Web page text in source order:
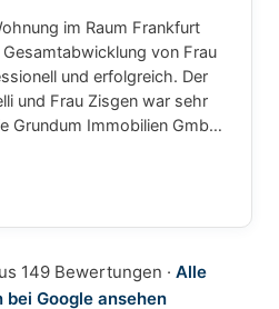
im Raum Frankfurt
von Frau
und erfolgreich. Der
und Frau Zisgen war sehr
Grundum Immobilien GmbH
149 Bewertungen · Alle
bei Google ansehen